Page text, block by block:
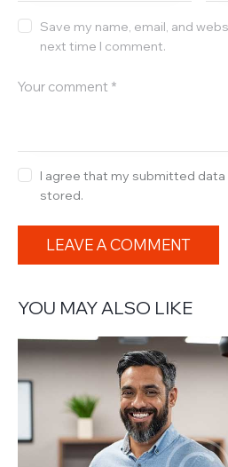
Save my name, email, and
next time I comment.
I agree that my submitted
stored.
YOU MAY ALSO LIKE